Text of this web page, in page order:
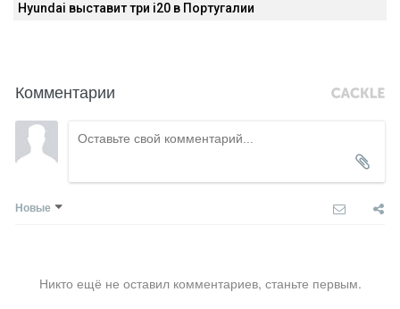
Hyundai выставит три i20 в Португалии
Комментарии
Новые
Никто ещё не оставил комментариев, станьте первым.